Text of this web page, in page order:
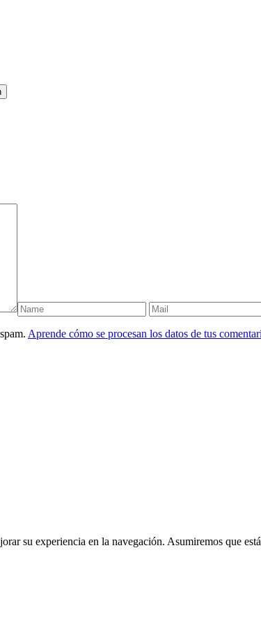
Aprende cómo se procesan los datos de tus
su experiencia en la navegación. Asumiremos que